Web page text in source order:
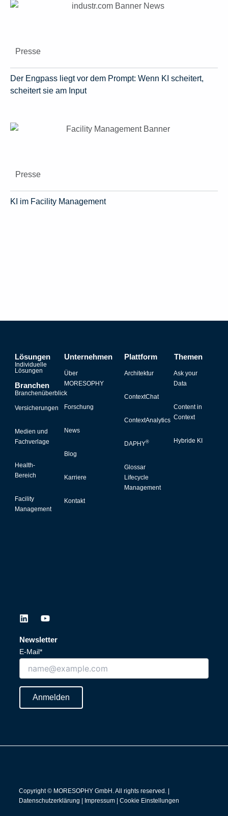
Presse
Der Engpass liegt vor dem Prompt: Wenn KI scheitert,
scheitert sie am Input
Presse
KI im Facility Management
L
n
k
e
Y
u
t
e
Newsletter
E-Mail*
Anmelden
Lösungen
Individuelle
Lösungen
Branchen
Branchenüberblick
Versicherungen
Medien und
Fachverlage
Health-
Bereich
Facility
Management
Unternehmen
Über
MORESOPHY
Forschung
News
Blog
Karriere
Kontakt
Plattform
Architektur
ContextChat
ContextAnalytics
DAPHY®
Glossar
Lifecycle
Management
Themen
Ask your
Data
Content in
Context
Hybride KI
Copyright © MORESOPHY GmbH. All rights reserved. |
Datenschutzerklärung
Impressum| Cookie Einstellungen